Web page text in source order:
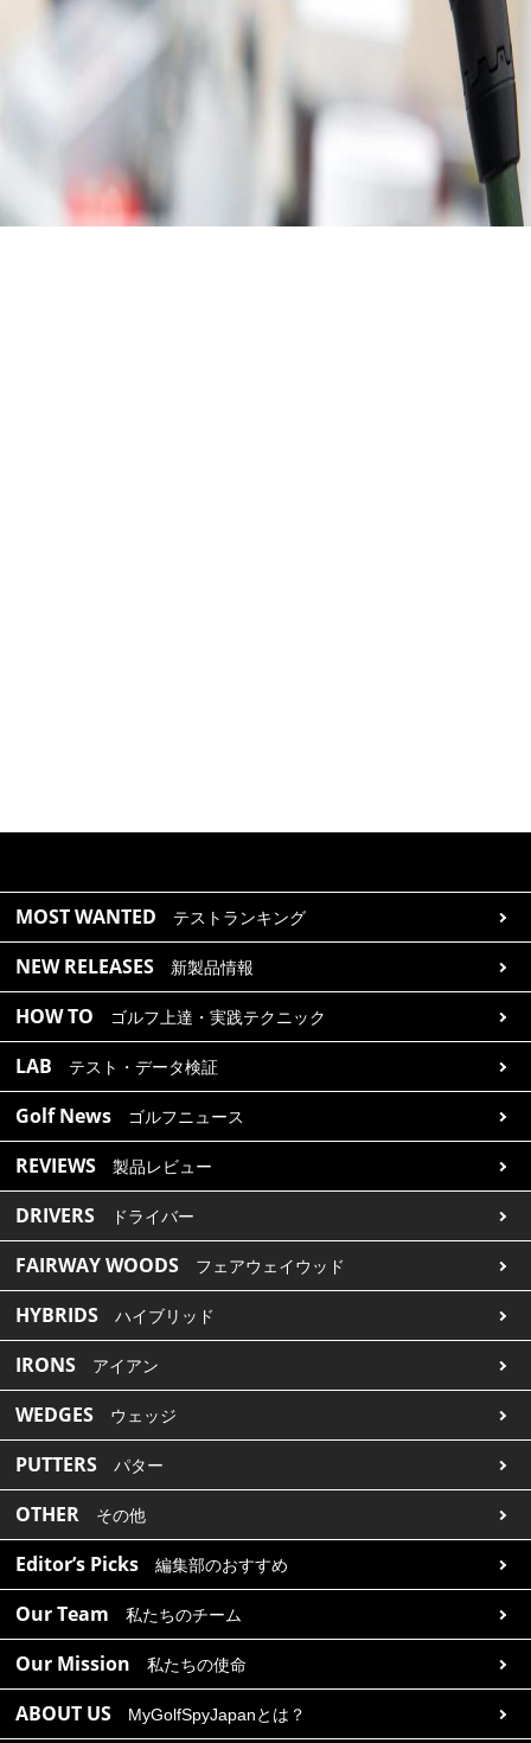
MOST WANTED テストランキング
NEW RELEASES 新製品情報
HOW TO ゴルフ上達・実践テクニック
LAB テスト・データ検証
Golf News ゴルフニュース
REVIEWS 製品レビュー
DRIVERS ドライバー
FAIRWAY WOODS フェアウェイウッド
HYBRIDS ハイブリッド
IRONS アイアン
WEDGES ウェッジ
PUTTERS パター
OTHER その他
Editor’s Picks 編集部のおすすめ
Our Team 私たちのチーム
Our Mission 私たちの使命
ABOUT US MyGolfSpyJapanとは？